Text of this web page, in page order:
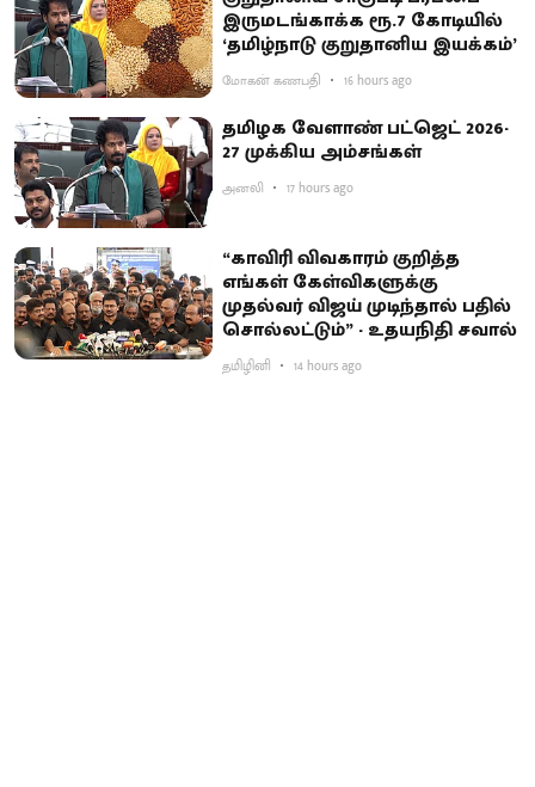
இருமடங்காக்க ரூ.7 கோடியில்
‘தமிழ்நாடு குறுதானிய இயக்கம்’
மோகன் கணபதி 16 hours ago
தமிழக வேளாண் பட்ஜெட் 2026-
27 முக்கிய அம்சங்கள்
அனலி 17 hours ago
“காவிரி விவகாரம் குறித்த
எங்கள் கேள்விகளுக்கு
முதல்வர் விஜய் முடிந்தால் பதில்
சொல்லட்டும்” - உதயநிதி சவால்
தமிழினி 14 hours ago